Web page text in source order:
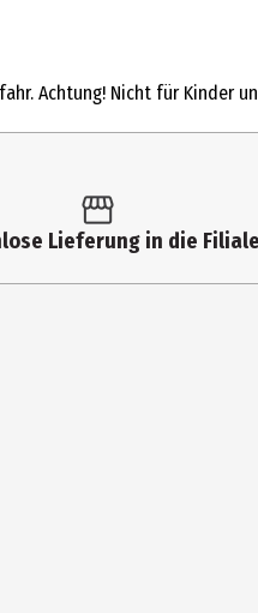
Achtung! Nicht für Kinder
Lieferung in die Filiale